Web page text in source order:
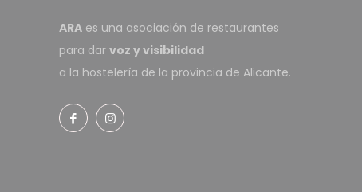
ARA es una asociación de restaurantes
para dar voz y visibilidad
a la hostelería de la provincia de Alicante.